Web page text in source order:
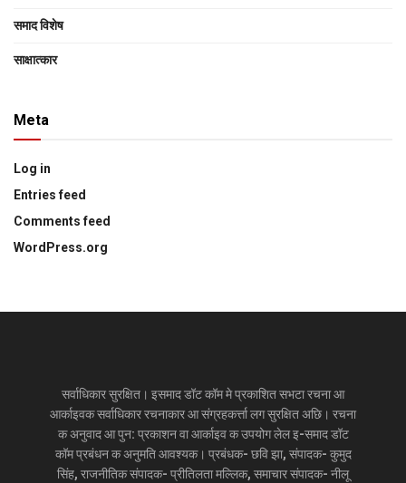
समाद विशेष
साक्षात्‍कार
Meta
Log in
Entries feed
Comments feed
WordPress.org
सर्वाधिकार सुरक्षित। इसमाद डॉट कॉम मे प्रकाशित सभटा रचना आ
आर्काइवक सर्वाधिकार रचनाकार आ संग्रहकर्त्ता लग सुरक्षित अछि। रचना
क अनुवाद आ पुन: प्रकाशन वा आर्काइव क उपयोग लेल इ-समाद डॉट
कॉम प्रबंधन क अनुमति आवश्यक। प्रबंधक- छवि झा, संपादक- कुमुद
सिंह, राजनीतिक संपादक- प्रीतिलता मल्लिक, समाचार संपादक- नीलू